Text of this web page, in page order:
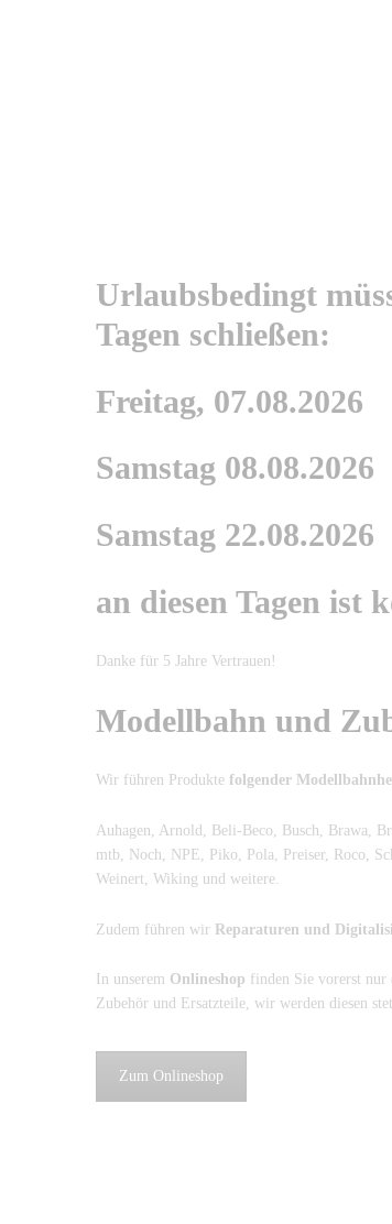
Urlaubsbedingt
Tagen schließen:
Freitag, 07.08.2026
Samstag 08.08.2026
Samstag 22.08.2026
an diesen Tagen ist
Danke für 5 Jahre Vertrauen!
Modellbahn und
Wir führen Produkte folgender
Auhagen, Arnold, Beli-Beco, Busch, Brawa,
mtb, Noch, NPE, Piko, Pola, Preiser, Roco,
Weinert, Wiking und weitere.
Zudem führen wir Reparaturen und
In unserem Onlineshop finden Sie vorerst
Zubehör und Ersatzteile, wir werden diesen
Zum Onlineshop